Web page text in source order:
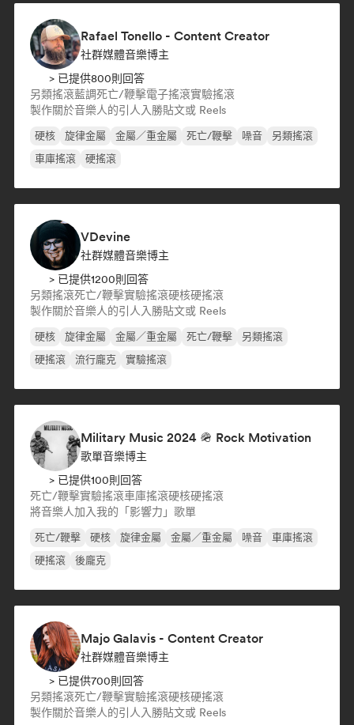
Rafael Tonello - Content Creator
社群媒體音樂博主
> 已提供800則回答
另類搖滾藍調死亡/鞭擊電子搖滾實驗搖滾
製作關於音樂人的引人入勝貼文或 Reels
硬核 旋律金屬 金屬／重金屬 死亡/鞭擊 噪音
另類搖滾
車庫搖滾
硬搖滾
VDevine
社群媒體音樂博主
> 已提供1200則回答
另類搖滾死亡/鞭擊實驗搖滾硬核硬搖滾
製作關於音樂人的引人入勝貼文或 Reels
硬核 旋律金屬 金屬／重金屬 死亡/鞭擊
另類搖滾
硬搖滾
流行龐克 實驗搖滾
Military Music 2024 🪖 Rock Motivation
歌單音樂博主
> 已提供100則回答
死亡/鞭擊實驗搖滾車庫搖滾硬核硬搖滾
將音樂人加入我的「影響力」歌單
死亡/鞭擊 硬核 旋律金屬 金屬／重金屬 噪音
車庫搖滾
硬搖滾
後龐克
Majo Galavis - Content Creator
社群媒體音樂博主
> 已提供700則回答
另類搖滾死亡/鞭擊實驗搖滾硬核硬搖滾
製作關於音樂人的引人入勝貼文或 Reels